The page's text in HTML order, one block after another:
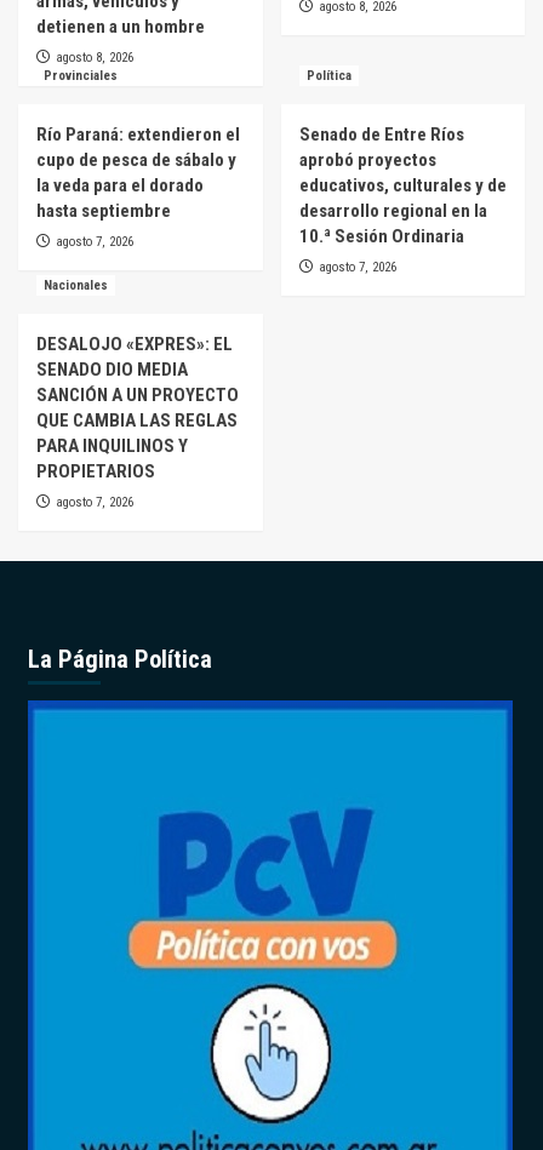
detienen a un hombre
agosto 8, 2026
agosto 8, 2026
Provinciales
Río Paraná: extendieron el
cupo de pesca de sábalo y
la veda para el dorado
hasta septiembre
agosto 7, 2026
Política
Senado de Entre Ríos
aprobó proyectos
educativos, culturales y de
desarrollo regional en la
10.ª Sesión Ordinaria
agosto 7, 2026
Nacionales
DESALOJO «EXPRES»: EL
SENADO DIO MEDIA
SANCIÓN A UN PROYECTO
QUE CAMBIA LAS REGLAS
PARA INQUILINOS Y
PROPIETARIOS
agosto 7, 2026
La Página Política